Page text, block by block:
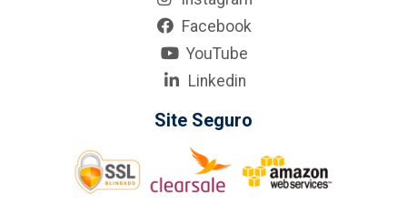
Facebook
YouTube
Linkedin
Site Seguro